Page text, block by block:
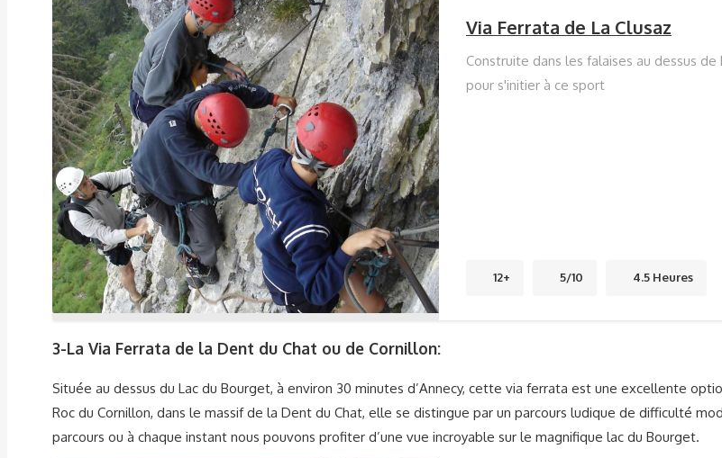
Via Ferrata de La Clusaz
Construite dans les falaises au dessus
pour s'initier à ce sport
12+ 5/10 4.5 Heures
3-La Via Ferrata de la Dent du Chat ou de Cornillon:
Située au dessus du Lac du Bourget, à environ 30 minutes d’Annecy, cette via ferrata est une excellente
Roc du Cornillon, dans le massif de la Dent du Chat, elle se distingue par un parcours ludique de difficulté
parcours ou à chaque instant nous pouvons profiter d’une vue incroyable sur le magnifique lac du Bourget.